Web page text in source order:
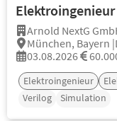
Arnold NextG
München, Bayern
03.08.2026
Elektroingenieur
Verilog
Simulation